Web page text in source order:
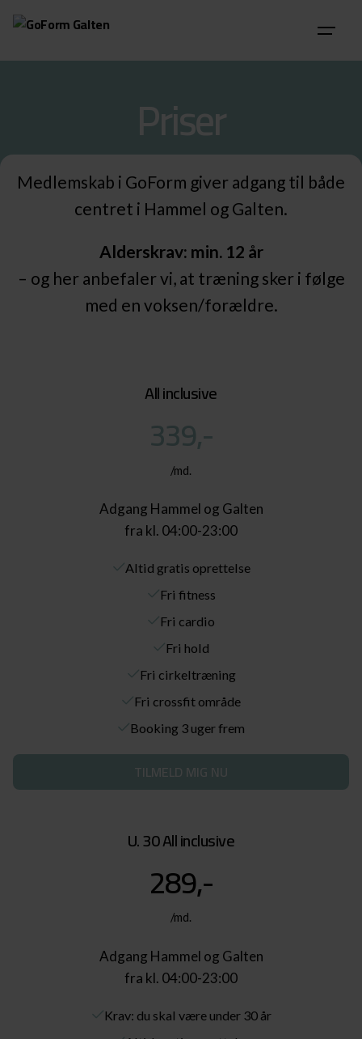
Priser
Medlemskab i GoForm giver adgang til både
centret i Hammel og Galten.
Alderskrav: min. 12 år
– og her anbefaler vi, at træning sker i følge
med en voksen/forældre.
All inclusive
339,-
/md.
Adgang Hammel og Galten
fra kl. 04:00-23:00
Altid gratis oprettelse
Fri fitness
Fri cardio
Fri hold
Fri cirkeltræning
Fri crossfit område
Booking 3 uger frem
TILMELD MIG NU
U. 30 All inclusive
289,-
/md.
Adgang Hammel og Galten
fra kl. 04:00-23:00
Krav: du skal være under 30 år